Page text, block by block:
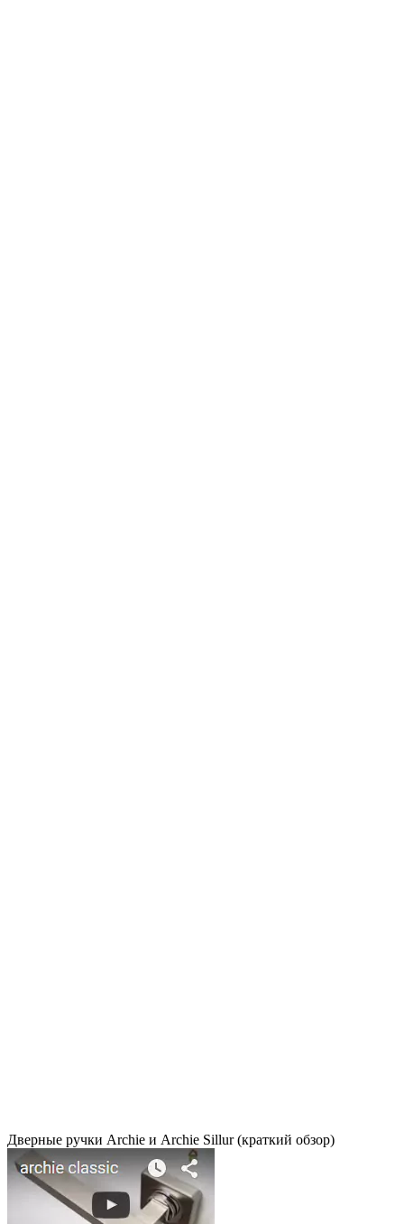
Дверные ручки Archie и Archie Sillur (краткий обзор)